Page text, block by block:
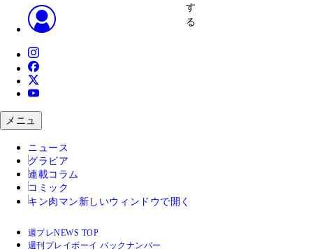
す
る
メニュ
ニュース
グラビア
連載コラム
コミック
キン肉マン 新しいウィンドウで開く
週プレNEWS TOP
週刊プレイボーイ バックナンバー